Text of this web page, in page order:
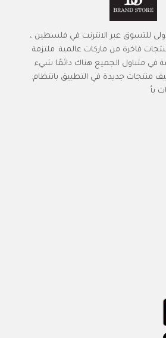
للتسوق عبر الانترنت في فلسطين ،
فاخرة من ماركات عالمية. ملتزمة
في متناول الجميع هناك دائمًا شيء
منتجات جديدة في التطبيق بانتظام.
بأ